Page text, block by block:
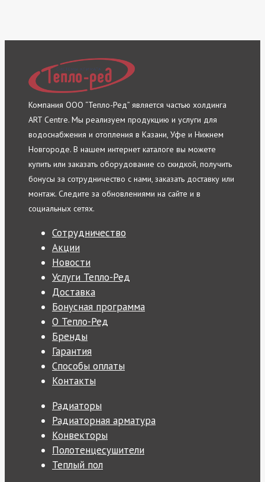
Компания ООО “Тепло-Ред” является частью холдинга
ART Centre. Мы реализуем продукцию и услуги для
водоснабжения и отопления в Казани, Уфе и Нижнем
Новгороде. В нашем интернет каталоге вы можете
купить или заказать оборудование со скидкой, получить
бонусы за сотрудничество с нами, заказать доставку или
монтаж. Следите за обновлениями на сайте и в
социальных сетях.
Сотрудничество
Акции
Новости
Услуги Тепло-Ред
Доставка
Бонусная программа
О Тепло-Ред
Бренды
Гарантия
Способы оплаты
Контакты
Радиаторы
Радиаторная арматура
Конвекторы
Полотенцесушители
Теплый пол